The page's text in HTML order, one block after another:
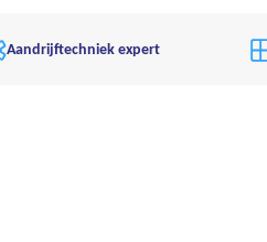
Aandrijftechniek expert